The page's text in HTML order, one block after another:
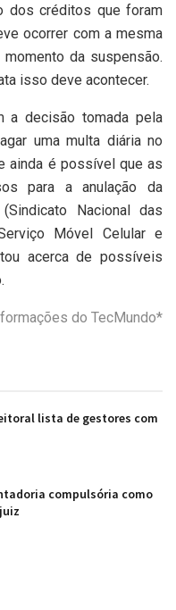
dos créditos que foram
ocorrer com a mesma
da suspensão.
isso deve acontecer.
a decisão tomada pela
uma multa diária no
ainda é possível que as
para a anulação da
Nacional das
Móvel Celular e
acerca de possíveis
do TecMundo*
lista de gestores com
compulsória como